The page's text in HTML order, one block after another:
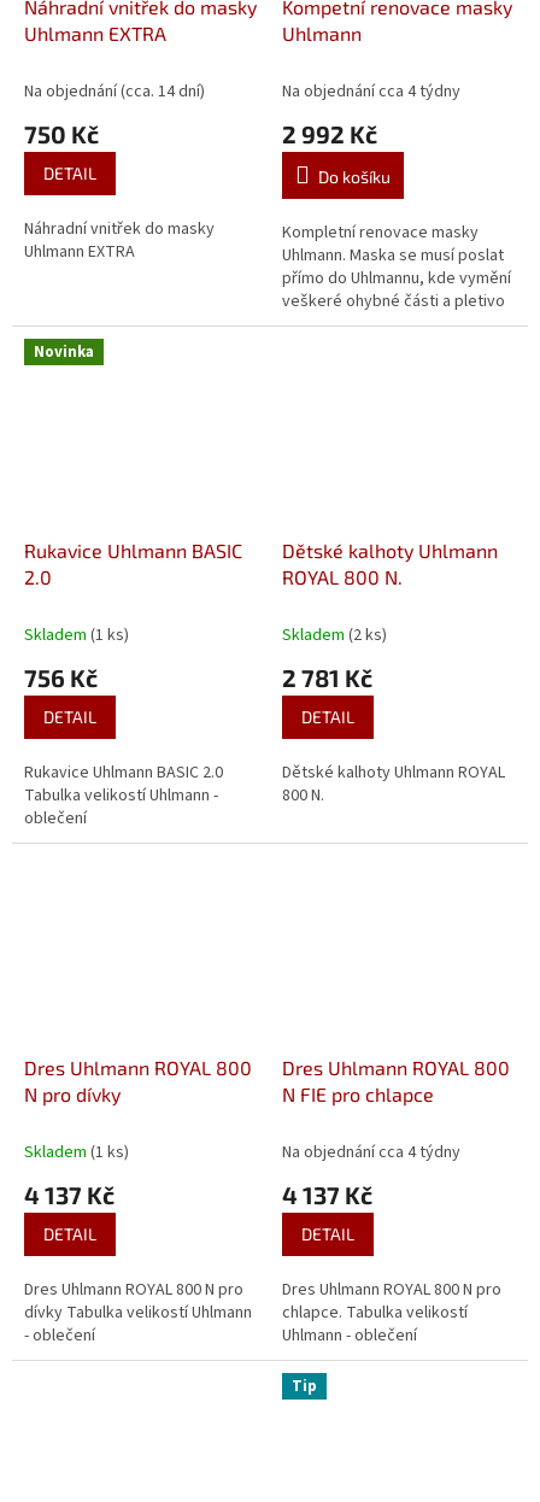
Náhradní vnitřek do masky
Uhlmann EXTRA
Na objednání (cca. 14 dní)
750 Kč
DETAIL
Náhradní vnitřek do masky
Uhlmann EXTRA
Kompetní renovace masky
Uhlmann
Na objednání cca 4 týdny
2 992 Kč
Do košíku
Kompletní renovace masky
Uhlmann. Maska se musí poslat
přímo do Uhlmannu, kde vymění
veškeré ohybné části a pletivo
masky nastříkají na novo. Kvůli
Novinka
Rukavice Uhlmann BASIC
2.0
Skladem (1 ks)
756 Kč
DETAIL
Rukavice Uhlmann BASIC 2.0
Tabulka velikostí Uhlmann -
oblečení
Dětské kalhoty Uhlmann
ROYAL 800 N.
Skladem (2 ks)
2 781 Kč
DETAIL
Dětské kalhoty Uhlmann ROYAL
800 N.
Dres Uhlmann ROYAL 800
N pro dívky
Skladem (1 ks)
4 137 Kč
DETAIL
Dres Uhlmann ROYAL 800 N pro
dívky Tabulka velikostí Uhlmann
- oblečení
Dres Uhlmann ROYAL 800
N FIE pro chlapce
Na objednání cca 4 týdny
4 137 Kč
DETAIL
Dres Uhlmann ROYAL 800 N pro
chlapce. Tabulka velikostí
Uhlmann - oblečení
Tip